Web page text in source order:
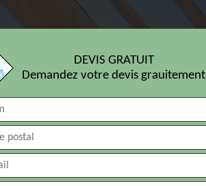
DEVIS GRATUIT
Demandez votre devis grauitement